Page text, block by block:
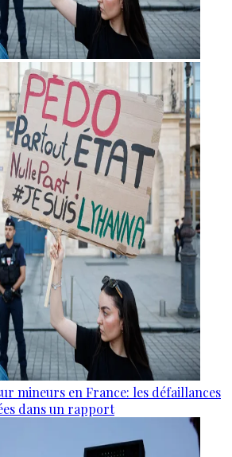
mineurs en France: les défaillances
dans un rapport